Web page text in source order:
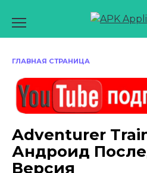
содержанию
ГЛАВНАЯ СТРАНИЦА
Adventurer
Андроид
Версия